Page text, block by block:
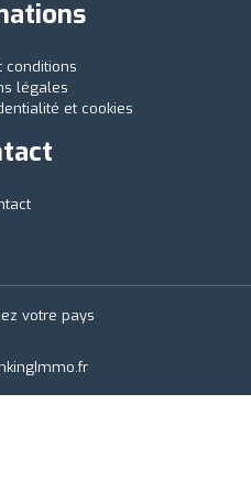
conditions
légales
et cookies
votre pays